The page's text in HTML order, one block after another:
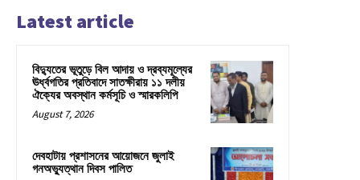
Latest article
বিদ্যুতের ভূতুড়ে বিল আদায় ও দ্রব্যমূল্যের
ঊর্ধ্বগতির প্রতিবাদে সাতক্ষীরায় ১১ দলীয়
ঐক্যের অবস্থান কর্মসূচি ও স্মারকলিপি
August 7, 2026
দেবহাটায় প্রশাসনের আয়োজনে জুলাই
গনঅভ্যুত্থান দিবস পালিত